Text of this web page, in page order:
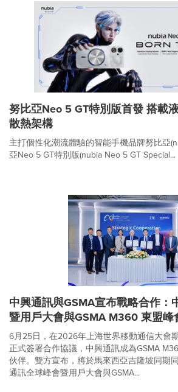
努比亞Neo 5 GT特別版首發 搭載
散熱架構
主打個性化潮流體驗的智能手機品牌努比亞
亞Neo 5 GT特別版(nubia Neo 5 GT Special...
中興通訊與GSMA宣布戰略合作：
暨用戶大會與GSMA M360 東盟
6月25日，在2026年上海世界移動通信大會
正式簽署合作協議，中興通訊成為GSMA
伙伴。雙方宣布，將於馬來西亞吉隆坡同期
通訊全球峰會暨用戶大會與GSMA...